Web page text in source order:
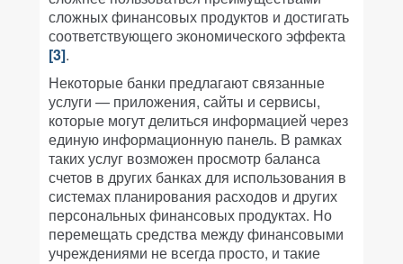
сложных финансовых продуктов и достигать
соответствующего экономического эффекта
[3].
Некоторые банки предлагают связанные
услуги — приложения, сайты и сервисы,
которые могут делиться информацией через
единую информационную панель. В рамках
таких услуг возможен просмотр баланса
счетов в других банках для использования в
системах планирования расходов и других
персональных финансовых продуктах. Но
перемещать средства между финансовыми
учреждениями не всегда просто, и такие